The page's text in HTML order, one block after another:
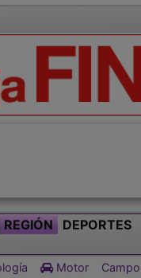
REGIÓN DEPORTES
Motor Campo